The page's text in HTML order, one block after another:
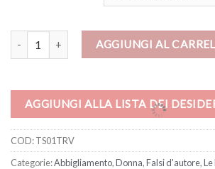
T-shirt - Ragazza in verde di De Lempicka
AGGIUNGI AL
AGGIUNGI ALLA LISTA DEI
COD:TS01TRV
Categorie:Abbigliamento,Donna,Falsi d'autore,Le